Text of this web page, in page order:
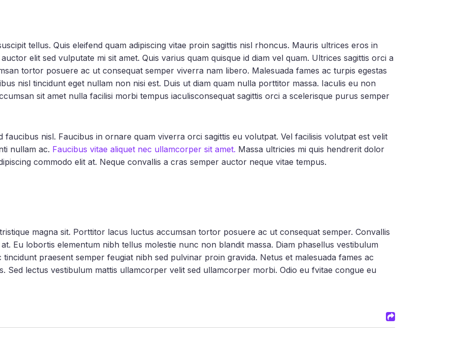
tellus. Quis eleifend quam adipiscing vitae proin sagittis nisl rhoncus. Mauris ultrices eros in
elit sed vulputate mi sit amet. Quis varius quam quisque id diam vel quam. Ultrices sagittis orci a
tortor posuere ac ut consequat semper viverra nam libero. Malesuada fames ac turpis egestas
nisl tincidunt eget nullam non nisi est. Duis ut diam quam nulla porttitor massa. Iaculis eu non
sit amet nulla facilisi morbi tempus iaculisconsequat sagittis orci a scelerisque purus semper
faucibus nisl. Faucibus in ornare quam viverra orci sagittis eu volutpat. Vel facilisis volutpat est velit
nullam ac. Faucibus vitae aliquet nec ullamcorper sit amet. Massa ultricies mi quis hendrerit dolor
commodo elit at. Neque convallis a cras semper auctor neque vitae tempus.
magna sit. Porttitor lacus luctus accumsan tortor posuere ac ut consequat semper. Convallis
Eu lobortis elementum nibh tellus molestie nunc non blandit massa. Diam phasellus vestibulum
praesent semper feugiat nibh sed pulvinar proin gravida. Netus et malesuada fames ac
Sed lectus vestibulum mattis ullamcorper velit sed ullamcorper morbi. Odio eu fvitae congue eu